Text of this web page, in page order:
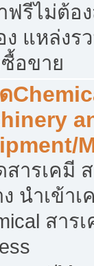
ฟรีไม่ต้อ
ง แหล่งร
ซื้อขาย
ารเคมี
ง นำเข้
สาร